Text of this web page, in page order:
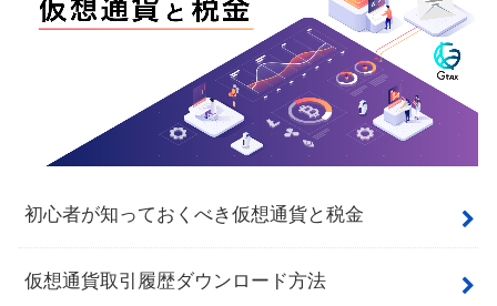
初心者が知っておくべき仮想通貨と税金
仮想通貨取引履歴ダウンロード方法